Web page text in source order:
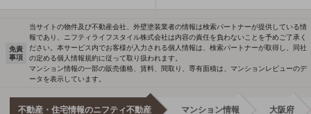
免責
事項
当サイトの物件及び不動産会社、外壁塗装業者の情報は検索パートナーが提供している情
報であり、ニフティライフスタイル株式会社は内容の責任を負わないことを予めご了承く
ださい。本サービス内でお客様が入力される個人情報は、検索パートナーが取得し、同社
の定める個人情報規約に従って取り扱われます。
マンション情報の一部の販売価格、賃料、間取り、専有面積は、マンションレビューのデ
ータを表示しています。
不動産・住宅情報のニフティ不動産 マンション情報 大阪府